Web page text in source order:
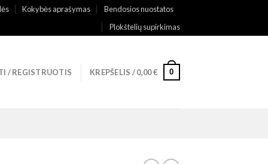
Kokybės aprašymas
Bendosios nuostatos
Plokštelių supirkimas
/ REGISTRUOTIS KREPŠELIS /0,00€ 0